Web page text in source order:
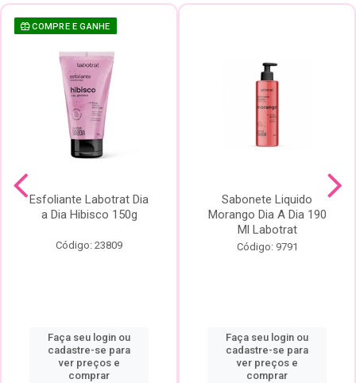
COMPRE E GANHE
Esfoliante Labotrat Dia
a Dia Hibisco 150g
Código: 23809
Faça seu login ou
cadastre-se para
ver preços e
comprar
Sabonete Liquido
Morango Dia A Dia 190
Ml Labotrat
Código: 9791
Faça seu login ou
cadastre-se para
ver preços e
comprar